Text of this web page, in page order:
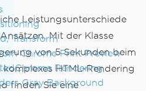
Transform
Chrome Print Preview
Rendering
Gray Background
Leistungsunterschiede
Mit der Klasse
von 5 Sekunden beim
HTML-Rendering
finden Sie eine